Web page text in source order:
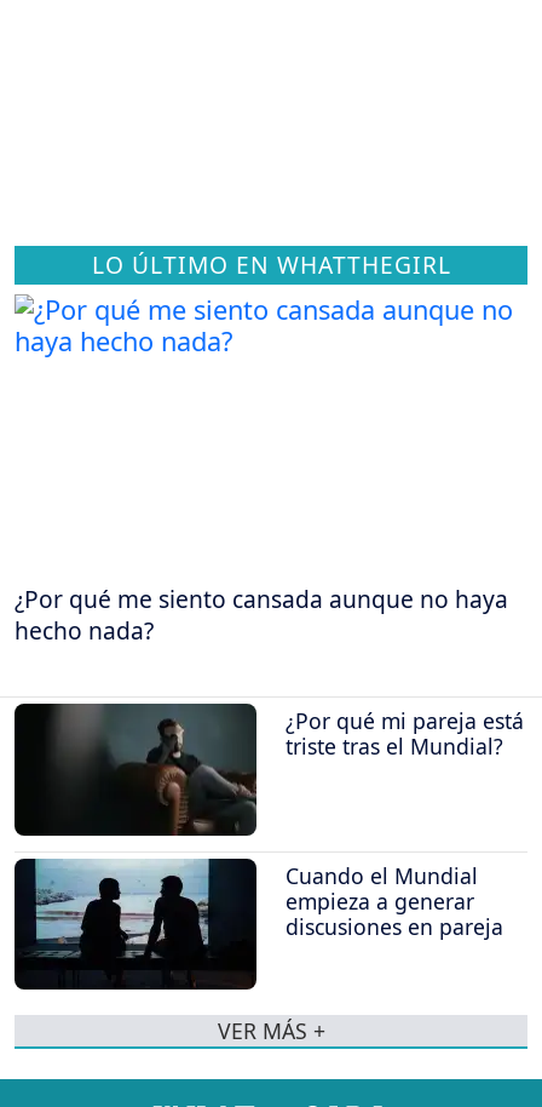
LO ÚLTIMO EN WHATTHEGIRL
¿Por qué me siento cansada aunque no haya
hecho nada?
¿Por qué mi pareja está
triste tras el Mundial?
Cuando el Mundial
empieza a generar
discusiones en pareja
VER MÁS +